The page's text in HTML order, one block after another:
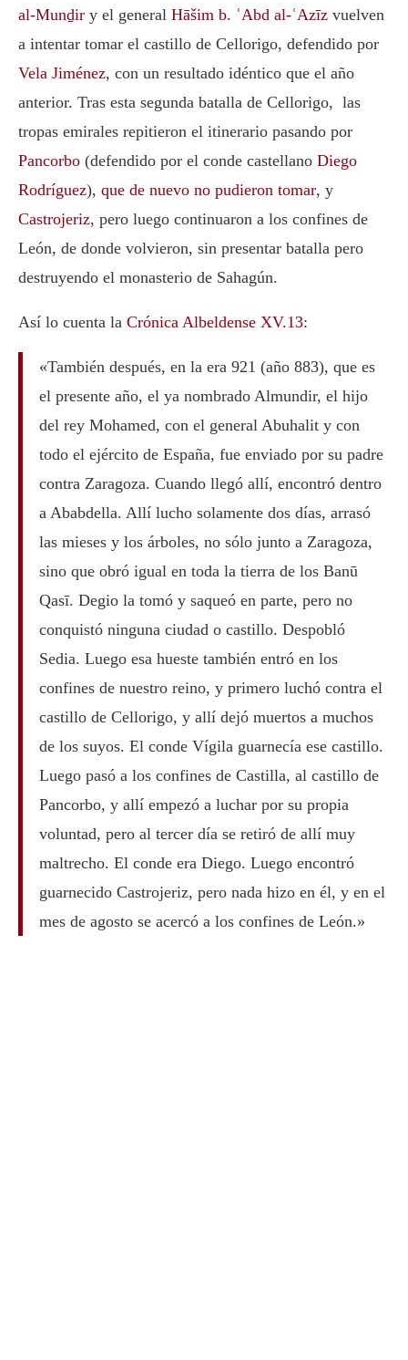
al-Munḏir y el general Hāšim b. ʿAbd al-ʿAzīz vuelven
a intentar tomar el castillo de Cellorigo, defendido por
Vela Jiménez, con un resultado idéntico que el año
anterior. Tras esta segunda batalla de Cellorigo, las
tropas emirales repitieron el itinerario pasando por
Pancorbo (defendido por el conde castellano Diego
Rodríguez), que de nuevo no pudieron tomar, y
Castrojeriz, pero luego continuaron a los confines de
León, de donde volvieron, sin presentar batalla pero
destruyendo el monasterio de Sahagún.
Así lo cuenta la Crónica Albeldense XV.13:
«También después, en la era 921 (año 883), que es
el presente año, el ya nombrado Almundir, el hijo
del rey Mohamed, con el general Abuhalit y con
todo el ejército de España, fue enviado por su padre
contra Zaragoza. Cuando llegó allí, encontró dentro
a Ababdella. Allí lucho solamente dos días, arrasó
las mieses y los árboles, no sólo junto a Zaragoza,
sino que obró igual en toda la tierra de los Banū
Qasī. Degio la tomó y saqueó en parte, pero no
conquistó ninguna ciudad o castillo. Despobló
Sedia. Luego esa hueste también entró en los
confines de nuestro reino, y primero luchó contra el
castillo de Cellorigo, y allí dejó muertos a muchos
de los suyos. El conde Vígila guarnecía ese castillo.
Luego pasó a los confines de Castilla, al castillo de
Pancorbo, y allí empezó a luchar por su propia
voluntad, pero al tercer día se retiró de allí muy
maltrecho. El conde era Diego. Luego encontró
guarnecido Castrojeriz, pero nada hizo en él, y en el
mes de agosto se acercó a los confines de León.»